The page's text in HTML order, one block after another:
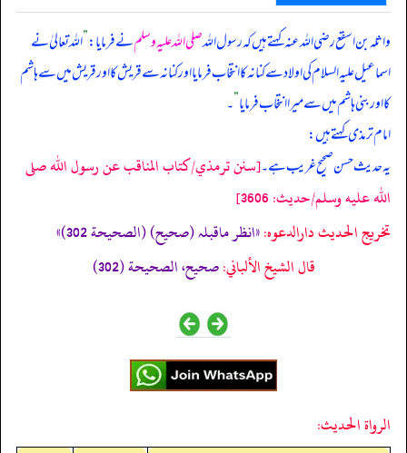
واثلہ بن اسقع رضی الله عنہ کہتے ہیں کہرسول اللہصلی اللہ علیہ وسلمنے فرمایا:”اللہ تعالیٰ نے
اسماعیل علیہ السلام کی اولاد سے کنانہ کا انتخاب فرمایا اور کنانہ سے قریش کا اور قریش میں سے ہاشم
کا اور بنی ہاشم میں سے میرا انتخاب فرمایا”۔
امام ترمذی کہتے ہیں:
یہ حدیث حسن صحیح غریب ہے۔[سنن ترمذي/كتاب المناقب عن رسول الله صلى
الله عليه وسلم/حدیث: 3606]
تخریج الحدیث دارالدعوہ:«انظر ماقبلہ (صحیح) (الصحیحة 302)»
قال الشيخ الألباني:صحيح، الصحيحة (302)
الرواة الحديث: